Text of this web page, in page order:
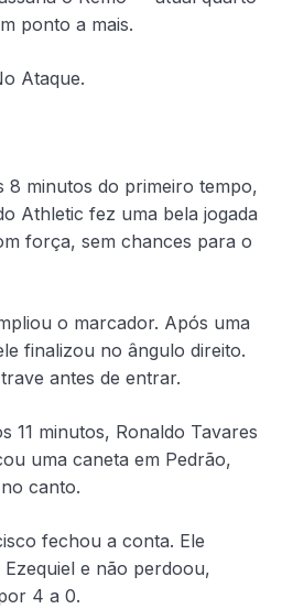
ponto a mais.
Ataque.
8 minutos do primeiro tempo,
Athletic fez uma bela jogada
força, sem chances para o
o marcador. Após uma
finalizou no ângulo direito.
antes de entrar.
11 minutos, Ronaldo Tavares
uma caneta em Pedrão,
canto.
fechou a conta. Ele
e não perdoou,
4 a 0.